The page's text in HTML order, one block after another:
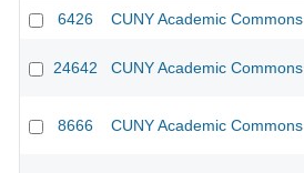
6426 CUNY Academic Commons
24642 CUNY Academic Commons
8666 CUNY Academic Commons